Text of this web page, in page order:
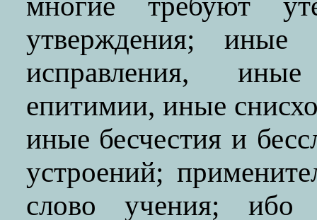
утверждения; иные
исправления,
епитимии, иные
иные бесчестия и
устроений;
слово учения;